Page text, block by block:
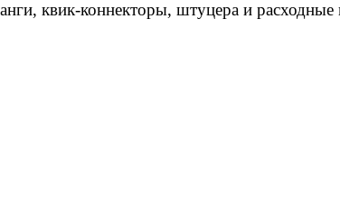
квик-коннекторы, штуцера и расходные